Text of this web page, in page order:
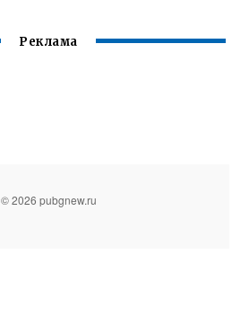
Реклама
© 2026 pubgnew.ru